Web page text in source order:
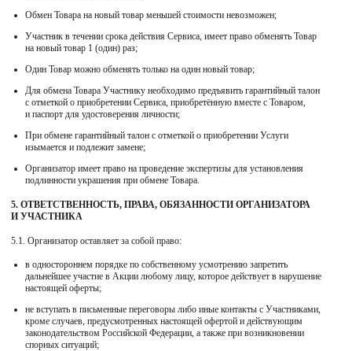
Обмен Товара на новый товар меньшей стоимости невозможен;
Участник в течении срока действия Сервиса, имеет право обменять Товар
на новый товар 1 (один) раз;
Один Товар можно обменять только на один новый товар;
Для обмена Товара Участнику необходимо предъявить гарантийный талон
с отметкой о приобретении Сервиса, приобретённую вместе с Товаром,
и паспорт для удостоверения личности;
При обмене гарантийный талон с отметкой о приобретении Услуги
изымается и подлежит замене;
Организатор имеет право на проведение экспертизы для установления
подлинности украшения при обмене Товара.
5. ОТВЕТСТВЕННОСТЬ, ПРАВА, ОБЯЗАННОСТИ ОРГАНИЗАТОРА
И УЧАСТНИКА
5.1. Организатор оставляет за собой право:
в одностороннем порядке по собственному усмотрению запретить
дальнейшее участие в Акции любому лицу, которое действует в нарушение
настоящей оферты;
не вступать в письменные переговоры либо иные контакты с Участниками,
кроме случаев, предусмотренных настоящей офертой и действующим
законодательством Российской Федерации, а также при возникновении
спорных ситуаций;